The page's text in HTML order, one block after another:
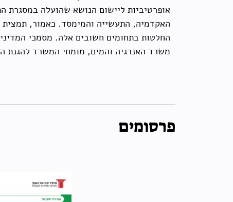
אופרטיביות ליישום הנושא שהועלה במסגרת
האקדמיה, התעשייה והמימסד. כאמור, תמצית
החלטות בתחומים חשובים אלה. מסמכי
משרד האנרגיה והמים, מומחי המשרד להגנת
פרסומים